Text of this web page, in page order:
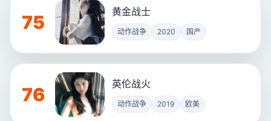
75 黄金战士
动作战争 2020 国产
76 英伦战火
动作战争 2019 欧美